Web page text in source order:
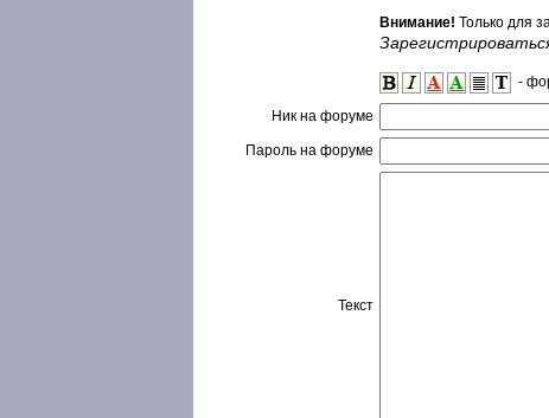
Внимание! Только для
-
Ник на форуме
Пароль на форуме
Текст